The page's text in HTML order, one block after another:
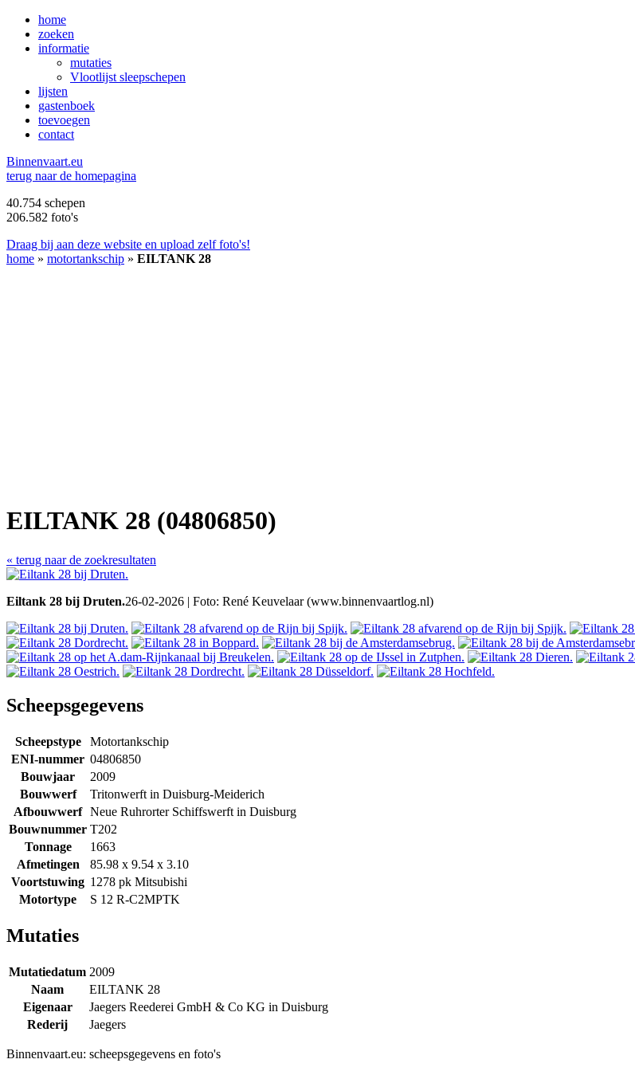
home
zoeken
informatie
mutaties
Vlootlijst sleepschepen
lijsten
gastenboek
toevoegen
contact
Binnenvaart.eu
terug naar de homepagina
40.754 schepen
206.582 foto's
Draag bij aan deze website en upload zelf foto's!
home » motortankschip » EILTANK 28
EILTANK 28 (04806850)
« terug naar de zoekresultaten
Eiltank 28 bij Druten.26-02-2026 | Foto: René Keuvelaar (www.binnenvaartlog.nl)
Scheepsgegevens
Scheepstype
Motortankschip
ENI-nummer 04806850
Bouwjaar
2009
Bouwwerf
Tritonwerft in Duisburg-Meiderich
Afbouwwerf Neue Ruhrorter Schiffswerft in Duisburg
Bouwnummer T202
Tonnage
1663
Afmetingen
85.98 x 9.54 x 3.10
Voortstuwing 1278 pk Mitsubishi
Motortype
S 12 R-C2MPTK
Mutaties
Mutatiedatum 2009
Naam
EILTANK 28
Eigenaar
Jaegers Reederei GmbH & Co KG in Duisburg
Rederij
Jaegers
Binnenvaart.eu: scheepsgegevens en foto's